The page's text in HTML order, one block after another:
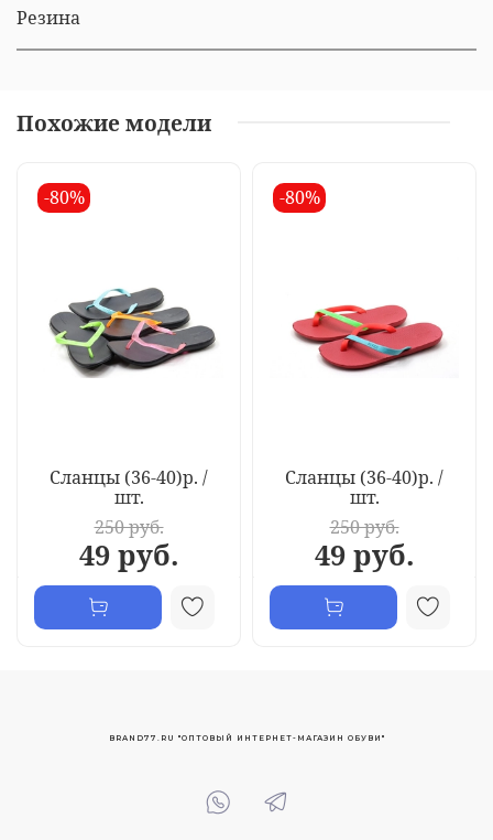
Резина
Похожие модели
-80%
Сланцы (36-40)р. /
шт.
250 руб.
49 руб.
-80%
Сланцы (36-40)р. /
шт.
250 руб.
49 руб.
BRAND77.RU "ОПТОВЫЙ ИНТЕРНЕТ-МАГАЗИН ОБУВИ"